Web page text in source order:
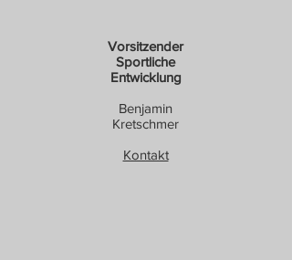
Vorsitzender
Sportliche
Entwicklung
Benjamin
Kretschmer
Kontakt